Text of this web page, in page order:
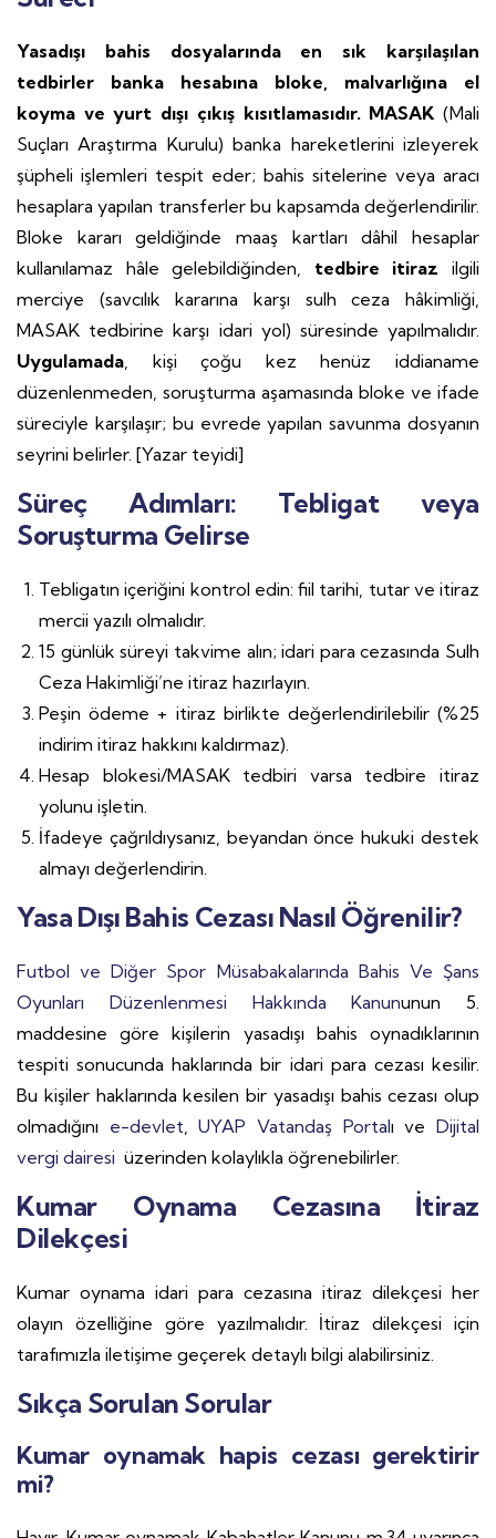
Yasadışı bahis dosyalarında en sık karşılaşılan
tedbirler banka hesabına bloke, malvarlığına el
koyma ve yurt dışı çıkış kısıtlamasıdır. MASAK(Mali
Suçları Araştırma Kurulu) banka hareketlerini izleyerek
şüpheli işlemleri tespit eder; bahis sitelerine veya aracı
hesaplara yapılan transferler bu kapsamda değerlendirilir.
Bloke kararı geldiğinde maaş kartları dâhil hesaplar
kullanılamaz hâle gelebildiğinden, tedbire itiraz ilgili
merciye (savcılık kararına karşı sulh ceza hâkimliği,
MASAK tedbirine karşı idari yol) süresinde yapılmalıdır.
Uygulamada, kişi çoğu kez henüz iddianame
düzenlenmeden, soruşturma aşamasında bloke ve ifade
süreciyle karşılaşır; bu evrede yapılan savunma dosyanın
seyrini belirler. [Yazar teyidi]
Süreç Adımları: Tebligat veya
Soruşturma Gelirse
Tebligatın içeriğini kontrol edin: fiil tarihi, tutar ve itiraz
mercii yazılı olmalıdır.
15 günlük süreyi takvime alın; idari para cezasında Sulh
Ceza Hakimliği’ne itiraz hazırlayın.
Peşin ödeme + itiraz birlikte değerlendirilebilir (%25
indirim itiraz hakkını kaldırmaz).
Hesap blokesi/MASAK tedbiri varsa tedbire itiraz
yolunu işletin.
İfadeye çağrıldıysanız, beyandan önce hukuki destek
almayı değerlendirin.
Yasa Dışı Bahis Cezası Nasıl Öğrenilir?
Futbol ve Diğer Spor Müsabakalarında Bahis Ve Şans
Oyunları Düzenlenmesi Hakkında Kanununun 5.
maddesine göre kişilerin yasadışı bahis oynadıklarının
tespiti sonucunda haklarında bir idari para cezası kesilir.
Bu kişiler haklarında kesilen bir yasadışı bahis cezası olup
olmadığını e-devlet, UYAP Vatandaş Portalı veDijital
vergi dairesi üzerinden kolaylıkla öğrenebilirler.
Kumar Oynama Cezasına İtiraz
Dilekçesi
Kumar oynama idari para cezasına itiraz dilekçesi her
olayın özelliğine göre yazılmalıdır. İtiraz dilekçesi için
tarafımızla iletişime geçerek detaylı bilgi alabilirsiniz.
Sıkça Sorulan Sorular
Kumar oynamak hapis cezası gerektirir
mi?